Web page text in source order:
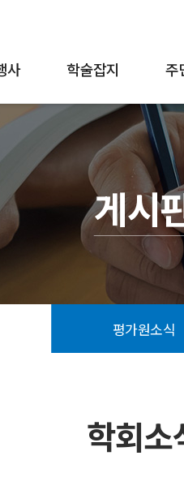
사 학술잡지 주
게시
평가원소식
학회소